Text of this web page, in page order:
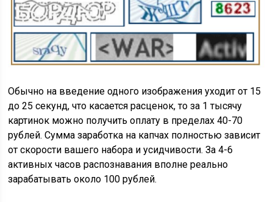
Обычно на введение одного изображения уходит от 15
до 25 секунд, что касается расценок, то за 1 тысячу
картинок можно получить оплату в пределах 40-70
рублей. Сумма заработка на капчах полностью зависит
от скорости вашего набора и усидчивости. За 4-6
активных часов распознавания вполне реально
зарабатывать около 100 рублей.